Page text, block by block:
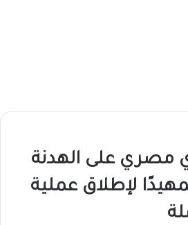
مصري على الهدنة
لإطلاق عملية